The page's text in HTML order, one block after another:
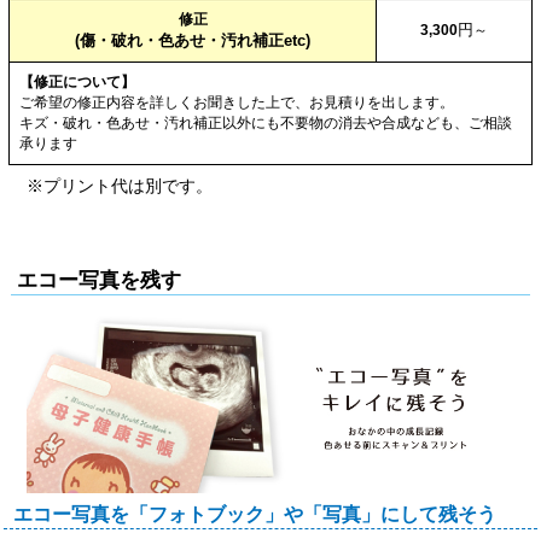
修正
(傷・破れ・色あせ・汚れ補正etc)
3,300円 ～
【修正について】
ご希望の修正内容を詳しくお聞きした上で、お見積りを出します。
キズ・破れ・色あせ・汚れ補正以外にも不要物の消去や合成なども、ご相談
承ります
※プリント代は別です。
エコー写真を残す
エコー写真を「フォトブック」や「写真」にして残そう